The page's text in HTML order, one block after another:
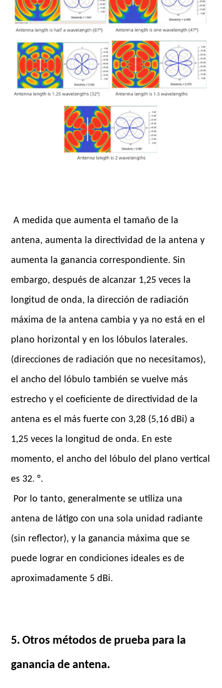
A medida que aumenta el tamaño de la
antena, aumenta la directividad de la antena y
aumenta la ganancia correspondiente. Sin
embargo, después de alcanzar 1,25 veces la
longitud de onda, la dirección de radiación
máxima de la antena cambia y ya no está en el
plano horizontal y en los lóbulos laterales.
(direcciones de radiación que no necesitamos),
el ancho del lóbulo también se vuelve más
estrecho y el coeficiente de directividad de la
antena es el más fuerte con 3,28 (5,16 dBi) a
1,25 veces la longitud de onda. En este
momento, el ancho del lóbulo del plano vertical
es 32. °.
Por lo tanto, generalmente se utiliza una
antena de látigo con una sola unidad radiante
(sin reflector), y la ganancia máxima que se
puede lograr en condiciones ideales es de
aproximadamente 5 dBi.
5. Otros métodos de prueba para la
ganancia de antena.